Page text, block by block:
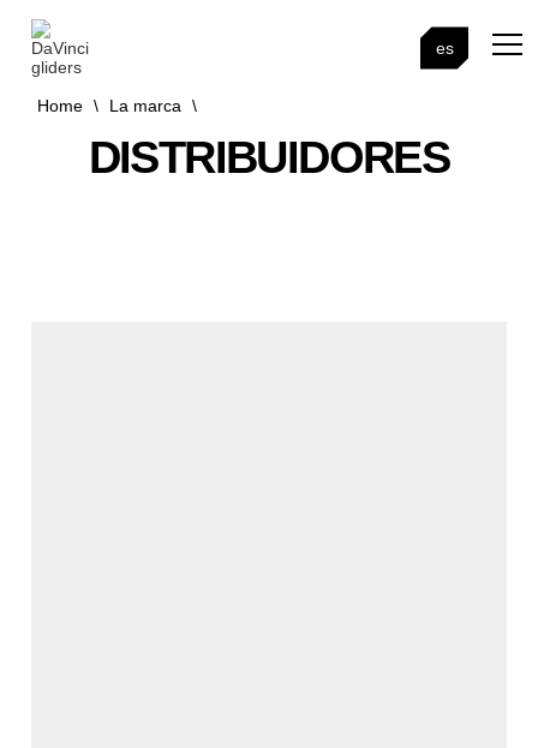
es
Home \ La marca \
DISTRIBUIDORES